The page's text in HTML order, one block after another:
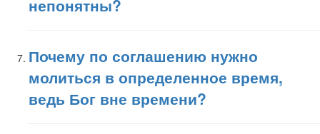
непонятны?
Почему по соглашению нужно
молиться в определенное время,
ведь Бог вне времени?